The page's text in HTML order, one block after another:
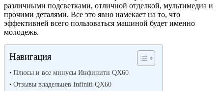
различными подсветками, отличной отделкой, мультимедиа и
прочими деталями. Все это явно намекает на то, что
эффективней всего пользоваться машиной будет именно
молодежь.
Навигация
Плюсы и все минусы Инфинити QX60
Отзывы владельцев Infiniti QX60